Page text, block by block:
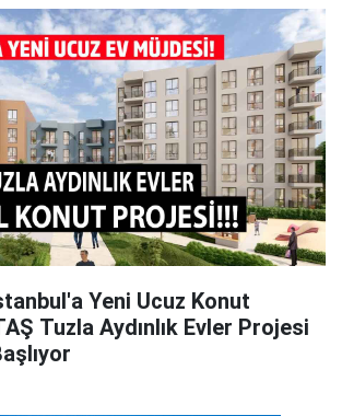
Yeni Ucuz Konut
Tuzla Aydınlık Evler Projesi